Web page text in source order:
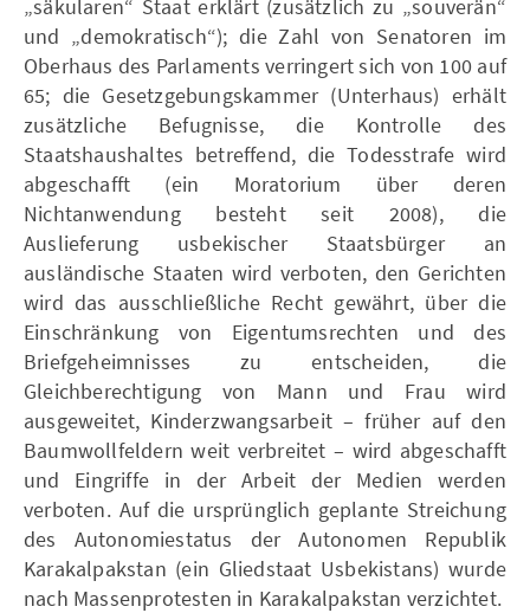
„säkularen“ Staat erklärt (zusätzlich zu „souverän“
und „demokratisch“); die Zahl von Senatoren im
Oberhaus des Parlaments verringert sich von 100 auf
65; die Gesetzgebungskammer (Unterhaus) erhält
zusätzliche Befugnisse, die Kontrolle des
Staatshaushaltes betreffend, die Todesstrafe wird
abgeschafft (ein Moratorium über deren
Nichtanwendung besteht seit 2008), die
Auslieferung usbekischer Staatsbürger an
ausländische Staaten wird verboten, den Gerichten
wird das ausschließliche Recht gewährt, über die
Einschränkung von Eigentumsrechten und des
Briefgeheimnisses zu entscheiden, die
Gleichberechtigung von Mann und Frau wird
ausgeweitet, Kinderzwangsarbeit – früher auf den
Baumwollfeldern weit verbreitet – wird abgeschafft
und Eingriffe in der Arbeit der Medien werden
verboten. Auf die ursprünglich geplante Streichung
des Autonomiestatus der Autonomen Republik
Karakalpakstan (ein Gliedstaat Usbekistans) wurde
nach Massenprotesten in Karakalpakstan verzichtet.